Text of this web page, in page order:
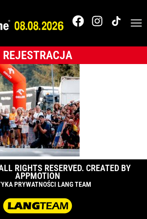
REJESTRACJA
Śmietana-62
RIGHTS RESERVED. CREATED BY
APPMOTION
PRYWATNOŚCI LANG TEAM